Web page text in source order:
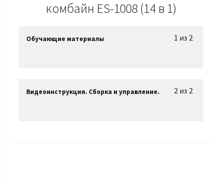
комбайн ES-1008 (14 в 1)
1 из 2
Обучающие материалы
2 из 2
Видеоинструкция. Сборка и управление.